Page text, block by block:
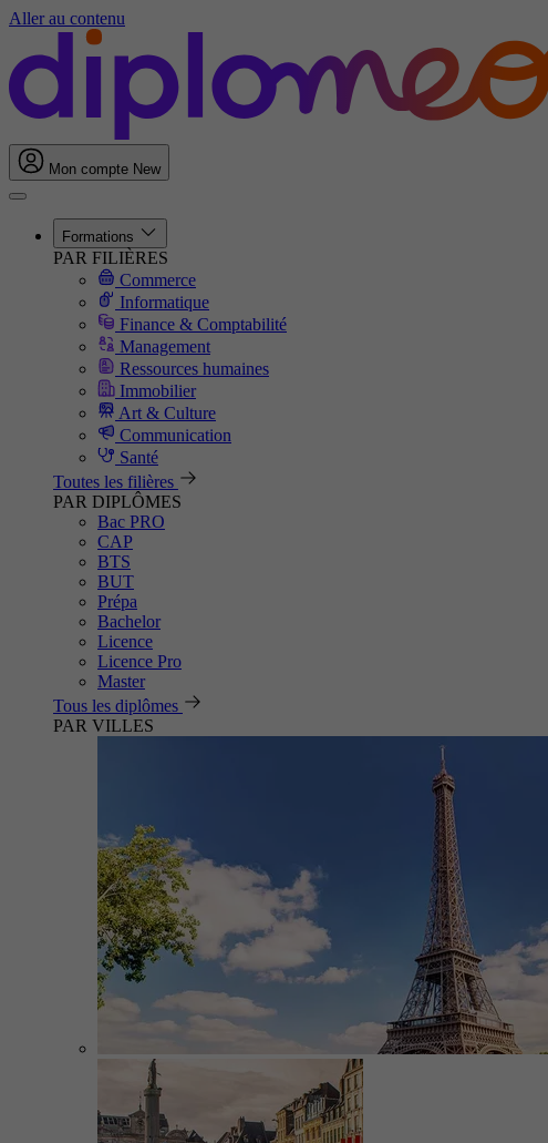
Aller au contenu
Mon compte New
Formations
PAR FILIÈRES
Commerce
Informatique
Finance & Comptabilité
Management
Ressources humaines
Immobilier
Art & Culture
Communication
Santé
Toutes les filières
PAR DIPLÔMES
Bac PRO
CAP
BTS
BUT
Prépa
Bachelor
Licence
Licence Pro
Master
Tous les diplômes
PAR VILLES